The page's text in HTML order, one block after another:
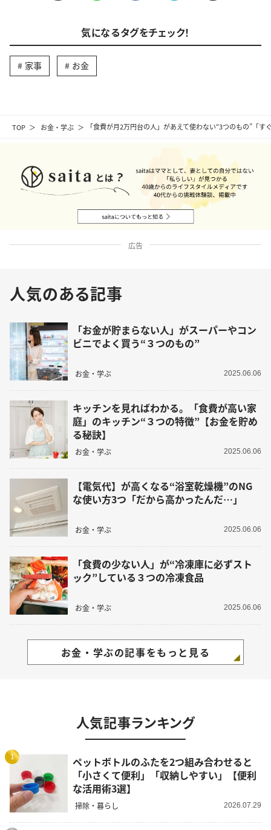
TOP お金・学ぶ 「食費が月2万円台の人」があえて使わない“3つのもの”「
気になるタグをチェック！
家事 お金
広告
人気のある記事
「お金が貯まらない人」がスーパーやコン
ビニでよく買う“３つのもの”
お金・学ぶ 2025.06.06
キッチンを見ればわかる。「食費が高い家
庭」のキッチン“３つの特徴”【お金を貯め
る秘訣】
お金・学ぶ 2025.06.06
【電気代】が高くなる“浴室乾燥機”のNG
な使い方3つ「だから高かったんだ…」
お金・学ぶ 2025.06.06
「食費の少ない人」が“冷凍庫に必ずスト
ック”している３つの冷凍食品
お金・学ぶ 2025.06.06
お金・学ぶの記事をもっと見る
人気記事ランキング
1
ペットボトルのふたを2つ組み合わせると
「小さくて便利」「収納しやすい」【便利
な活用術3選】
掃除・暮らし 2026.07.29